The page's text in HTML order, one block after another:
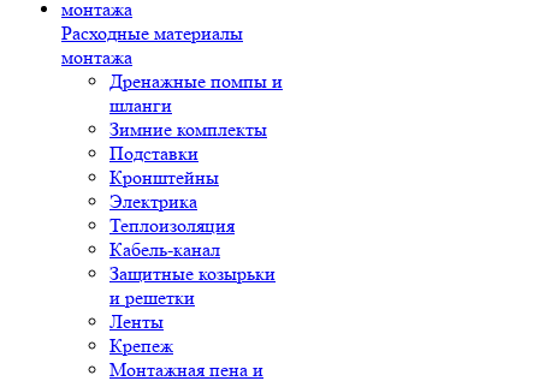
Расходные материалы
монтажа
Дренажные помпы и
шланги
Зимние комплекты
Подставки
Кронштейны
Электрика
Теплоизоляция
Кабель-канал
Защитные козырьки
и решетки
Ленты
Крепеж
Монтажная пена и